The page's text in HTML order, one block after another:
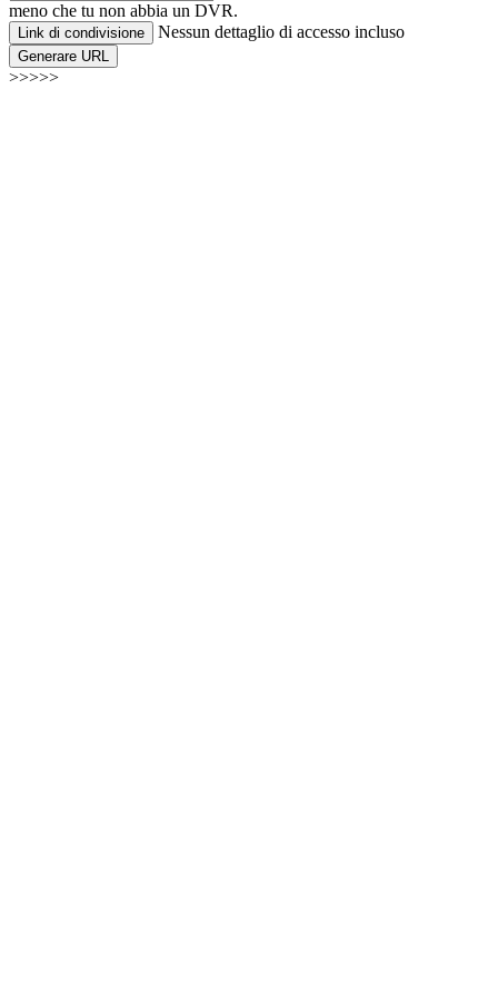
meno che tu non abbia un DVR.
Link di condivisione Nessun dettaglio di accesso incluso
Generare URL
>>>>>